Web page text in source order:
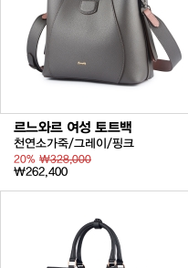
르느와르 여성 토트백
천연소가죽/그레이/핑크
20% ₩328,000
₩262,400